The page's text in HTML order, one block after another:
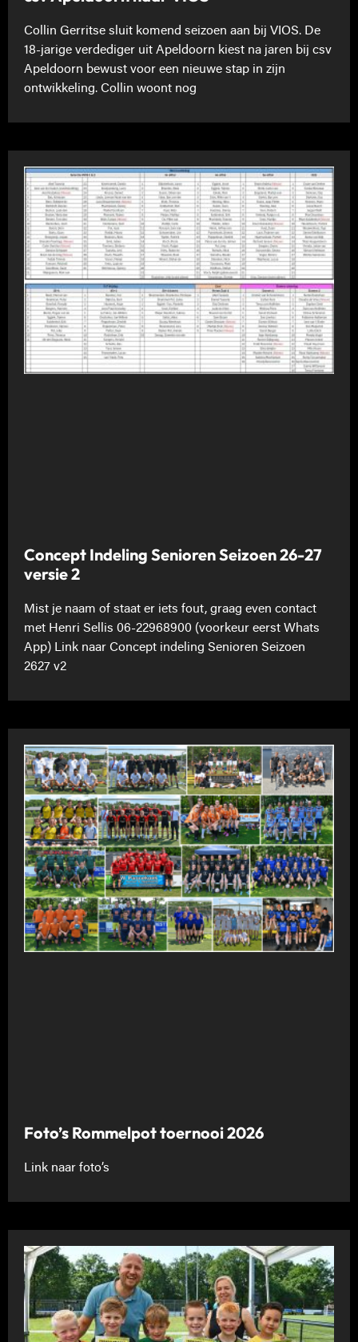
Collin Gerritse sluit komend seizoen aan bij VIOS. De
18-jarige verdediger uit Apeldoorn kiest na jaren bij csv
Apeldoorn bewust voor een nieuwe stap in zijn
ontwikkeling. Collin woont nog
Concept Indeling Senioren Seizoen 26-27
versie 2
Mist je naam of staat er iets fout, graag even contact
met Henri Sellis 06-22968900 (voorkeur eerst Whats
App) Link naar Concept indeling Senioren Seizoen
2627 v2
Foto’s Rommelpot toernooi 2026
Link naar foto’s